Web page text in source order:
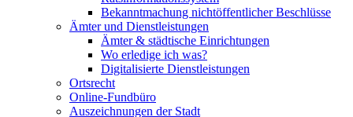
Bekanntmachung nichtöffentlicher Beschlüsse
Ämter und Dienstleistungen
Ämter & städtische Einrichtungen
Wo erledige ich was?
Digitalisierte Dienstleistungen
Ortsrecht
Online-Fundbüro
Auszeichnungen der Stadt